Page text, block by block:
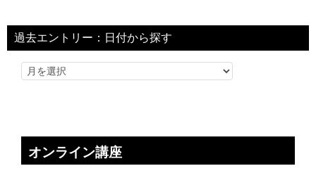
過去エントリー：日付から探す
オンライン講座